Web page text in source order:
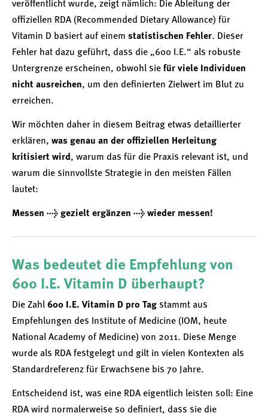
veröffentlicht wurde, zeigt nämlich: Die Ableitung der
offiziellen RDA (Recommended Dietary Allowance) für
Vitamin D basiert auf einem statistischen Fehler. Dieser
Fehler hat dazu geführt, dass die „600 I.E.“ als robuste
Untergrenze erscheinen, obwohl sie für viele Individuen
nicht ausreichen, um den definierten Zielwert im Blut zu
erreichen.
Wir möchten daher in diesem Beitrag etwas detaillierter
erklären, was genau an der offiziellen Herleitung
kritisiert wird, warum das für die Praxis relevant ist, und
warum die sinnvollste Strategie in den meisten Fällen
lautet:
Messen → gezielt ergänzen → wieder messen!
Was bedeutet die Empfehlung von
600 I.E. Vitamin D überhaupt?
Die Zahl 600 I.E. Vitamin D pro Tag stammt aus
Empfehlungen des Institute of Medicine (IOM, heute
National Academy of Medicine) von 2011. Diese Menge
wurde als RDA festgelegt und gilt in vielen Kontexten als
Standardreferenz für Erwachsene bis 70 Jahre.
Entscheidend ist, was eine RDA eigentlich leisten soll: Eine
RDA wird normalerweise so definiert, dass sie die